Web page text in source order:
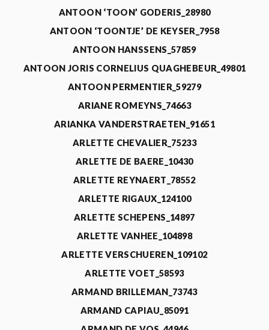
ANTOON ‘TOON’ GODERIS_28980
ANTOON ‘TOONTJE’ DE KEYSER_7958
ANTOON HANSSENS_57859
ANTOON JORIS CORNELIUS QUAGHEBEUR_49801
ANTOON PERMENTIER_59279
ARIANE ROMEYNS_74663
ARIANKA VANDERSTRAETEN_91651
ARLETTE CHEVALIER_75233
ARLETTE DE BAERE_10430
ARLETTE REYNAERT_78552
ARLETTE RIGAUX_124100
ARLETTE SCHEPENS_14897
ARLETTE VANHEE_104898
ARLETTE VERSCHUEREN_109102
ARLETTE VOET_58593
ARMAND BRILLEMAN_73743
ARMAND CAPIAU_85091